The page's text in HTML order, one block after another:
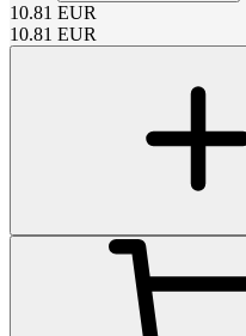
10.81 EUR
10.81 EUR